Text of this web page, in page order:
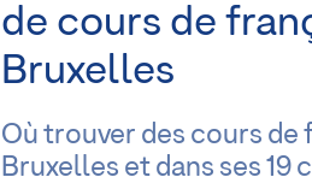
de cours de
Bruxelles
Où trouver des cours de
Bruxelles et dans ses 19